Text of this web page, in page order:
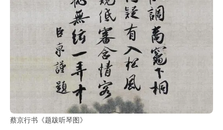
蔡京行书《题跋听琴图》
连
量
书